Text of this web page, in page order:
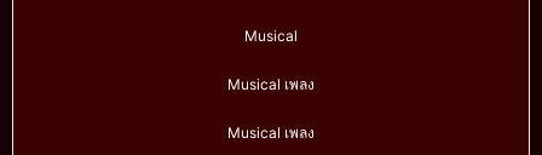
Musical
Musical เพลง
Musical เพลง